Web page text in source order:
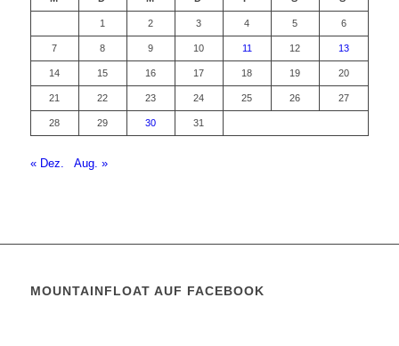
1 2 3 4 5 6
7 8 9 10 11 12 13
14 15 16 17 18 19 20
21 22 23 24 25 26 27
28 29 30 31
« Dez. Aug. »
MOUNTAINFLOAT AUF FACEBOOK